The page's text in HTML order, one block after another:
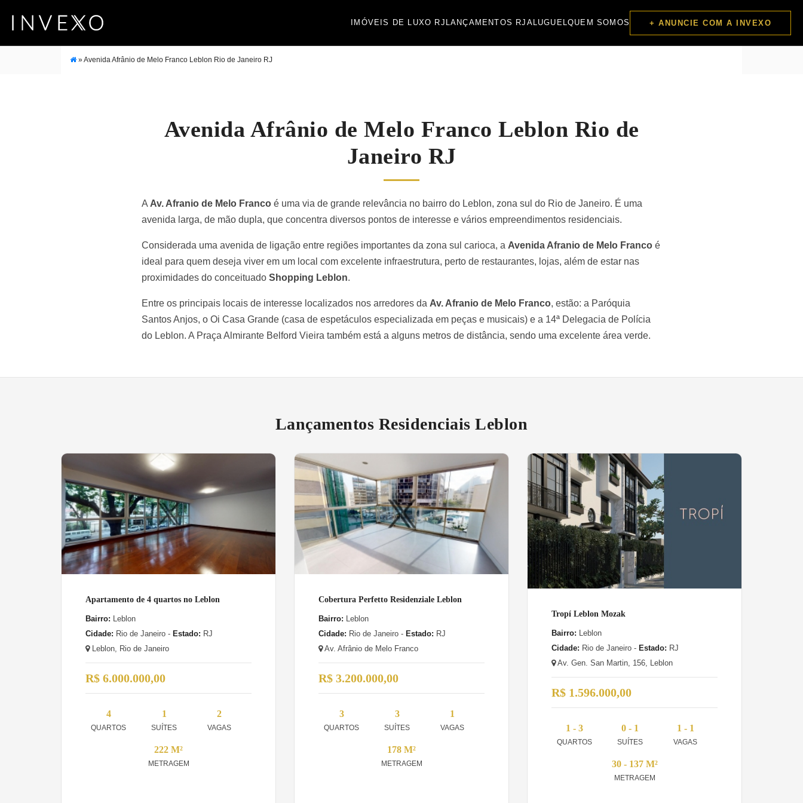
IMÓVEIS DE LUXO RJ LANÇAMENTOS RJ ALUGUELQUEM SOMOS + ANUNCIE COM A INVEXO
»Avenida Afrânio de Melo Franco Leblon Rio de Janeiro RJ
Avenida Afrânio de Melo Franco Leblon Rio de
Janeiro RJ
A Av. Afranio de Melo Franco é uma via de grande relevância no bairro do Leblon, zona sul do Rio de Janeiro. É uma
avenida larga, de mão dupla, que concentra diversos pontos de interesse e vários empreendimentos residenciais.
Considerada uma avenida de ligação entre regiões importantes da zona sul carioca, a Avenida Afranio de Melo Franco é
ideal para quem deseja viver em um local com excelente infraestrutura, perto de restaurantes, lojas, além de estar nas
proximidades do conceituado Shopping Leblon.
Entre os principais locais de interesse localizados nos arredores da Av. Afranio de Melo Franco, estão: a Paróquia
Santos Anjos, o Oi Casa Grande (casa de espetáculos especializada em peças e musicais) e a 14ª Delegacia de Polícia
do Leblon. A Praça Almirante Belford Vieira também está a alguns metros de distância, sendo uma excelente área verde.
Lançamentos Residenciais Leblon
Apartamento de 4 quartos no Leblon
Bairro: Leblon
Cidade: Rio de Janeiro - Estado: RJ
Leblon, Rio de Janeiro
R$ 6.000.000,00
4
QUARTOS
1
SUÍTES
2
VAGAS
222 M²
METRAGEM
Cobertura Perfetto Residenziale Leblon
Bairro: Leblon
Cidade: Rio de Janeiro - Estado: RJ
Av. Afrânio de Melo Franco
R$ 3.200.000,00
3
QUARTOS
3
SUÍTES
1
VAGAS
178 M²
METRAGEM
Tropí Leblon Mozak
Bairro: Leblon
Cidade: Rio de Janeiro - Estado: RJ
Av. Gen. San Martin, 156, Leblon
R$ 1.596.000,00
1 - 3
QUARTOS
0 - 1
SUÍTES
1 - 1
VAGAS
30 - 137 M²
METRAGEM